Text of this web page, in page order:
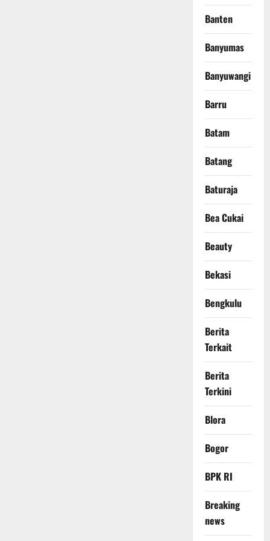
Banten
Banyumas
Banyuwangi
Barru
Batam
Batang
Baturaja
Bea Cukai
Beauty
Bekasi
Bengkulu
Berita
Terkait
Berita
Terkini
Blora
Bogor
BPK RI
Breaking
news